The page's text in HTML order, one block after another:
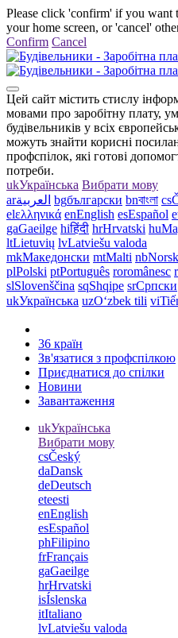
Please click 'confirm' if you want
your home screen, or 'cancel'
Confirm Cancel
Цей сайт містить стислу
мовами про заробітну плату,
будівельників у всіх
можуть знайти корисні
профспілок, які готові
потреби.
ukУкраїнська Вибрати мову
arالعربية bgбългарски bnবাংলা cs
elελληνικά enEnglish esEspañol
gaGaeilge hiहिंदी hrHrvatski hu
ltLietuvių lvLatviešu valoda
mkМакедонски mtMalti nbNorsk
plPolski ptPortuguês roromânesc
slSlovenščina sqShqipe srСрпски
ukУкраїнська uzOʻzbek tili vi
36 країн
Зв'язатися з профспілкою
Приєднатися до спілки
Новини
Завантаження
ukУкраїнська
Вибрати мову
csČeský
daDansk
deDeutsch
eteesti
enEnglish
esEspañol
phFilipino
frFrançais
gaGaeilge
hrHrvatski
isÍslenska
itItaliano
lvLatviešu valoda